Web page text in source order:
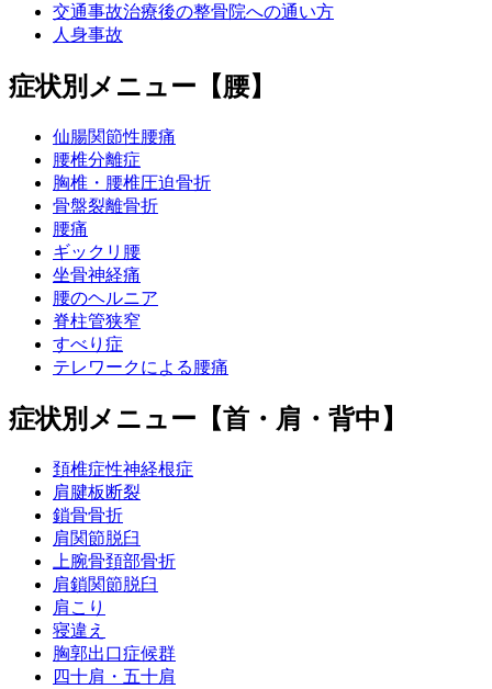
交通事故治療後の整骨院への通い方
人身事故
症状別メニュー【腰】
仙腸関節性腰痛
腰椎分離症
胸椎・腰椎圧迫骨折
骨盤裂離骨折
腰痛
ギックリ腰
坐骨神経痛
腰のヘルニア
脊柱管狭窄
すべり症
テレワークによる腰痛
症状別メニュー【首・肩・背中】
頚椎症性神経根症
肩腱板断裂
鎖骨骨折
肩関節脱臼
上腕骨頚部骨折
肩鎖関節脱臼
肩こり
寝違え
胸郭出口症候群
四十肩・五十肩